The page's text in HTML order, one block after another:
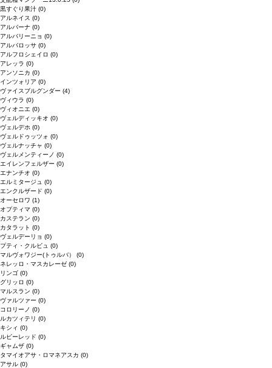
黒すぐり果汁 (0)
アルネイス (0)
アルバーナ (0)
アルバリーニョ (0)
アルバロッサ (0)
アルフロシェイロ (0)
アレッラ (0)
アンソニカ (0)
インツォリア (0)
ヴァイスブルグンダー (4)
ヴィウラ (0)
ヴィオニエ (0)
ヴェルディッキオ (0)
ヴェルデホ (0)
ヴェルドゥッツォ (0)
ヴェルナッチャ (0)
ヴェルメンティーノ (0)
エイレンフェルザー (0)
エナンチオ (0)
エルミタージュ (0)
エンクルザード (0)
オーセロワ (1)
オプティマ (0)
カステラン (0)
カタラット (0)
ヴェルデーリョ (0)
プティ・クルビュ (0)
マルヴォワジー(トゥルバ） (0)
ネレッロ・マスカレーゼ (0)
リンゴ (0)
グリッロ (0)
マルスラン (0)
ヴァルツァー (0)
コロリーノ (0)
ルカツィテリ (0)
キシィ (0)
ルビーレッド (0)
ギャムザ (0)
タマイオアサ・ロマネアスカ (0)
アサル (0)